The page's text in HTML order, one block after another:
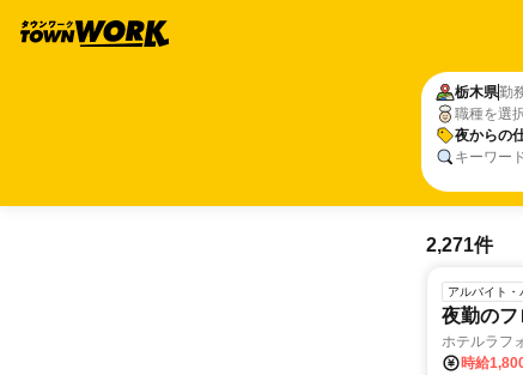
栃木県勤
職種を選
夜からの
キーワー
2,271件
アルバイト・
夜勤のフ
ホテルラフ
時給